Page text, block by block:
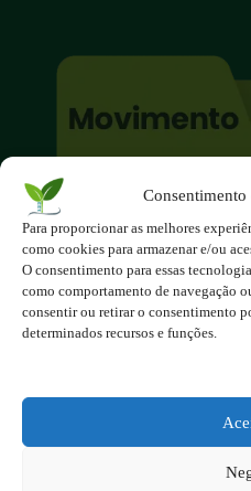
Para proporcionar as melhores
como cookies para armazenar e/ou
O consentimento para essas
como comportamento de navegação
consentir ou retirar o consentimento
determinados recursos e funções.
O site é um
Participe você
Podemos fazer muito
se nos unirmos!
Inscreva-se na
2025 - Todos os direitos